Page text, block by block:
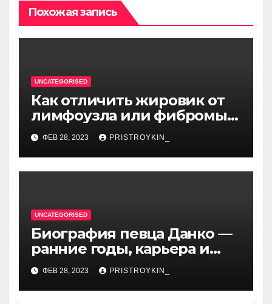
Похожая запись
UNCATEGORISED
Как отличить жировик от
лимфоузла или фибромы
мягких тканей или
гемангиомы
ФЕВ 28, 2023 PRISTROYKIN_
UNCATEGORISED
Биография певца Данко —
ранние годы, карьера и
личная жизнь — все, что вы
хотели знать о
талантливом артисте
ФЕВ 28, 2023 PRISTROYKIN_